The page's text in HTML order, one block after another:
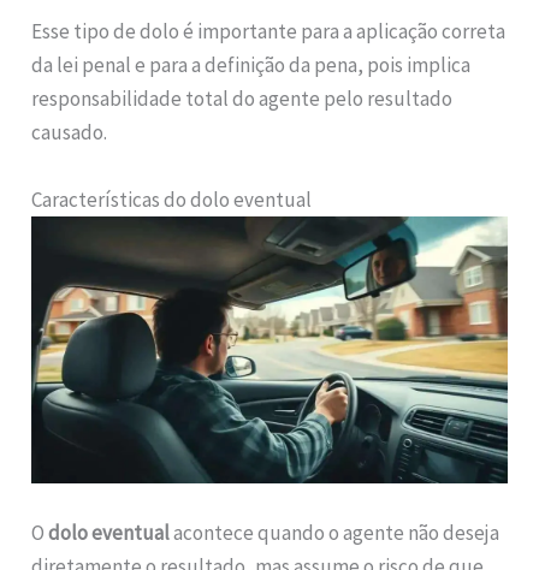
Esse tipo de dolo é importante para a aplicação correta
da lei penal e para a definição da pena, pois implica
responsabilidade total do agente pelo resultado
causado.
Características do dolo eventual
Odolo eventualacontece quando o agente não deseja